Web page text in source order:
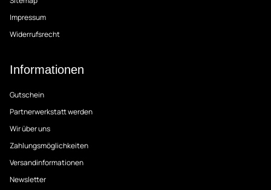
Impressum
Widerrufsrecht
Informationen
Gutschein
Partnerwerkstatt werden
Wir über uns
Zahlungsmöglichkeiten
Versandinformationen
Newsletter